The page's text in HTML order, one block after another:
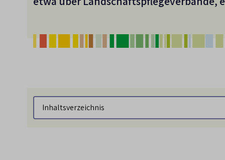
Inhaltsverzeichnis